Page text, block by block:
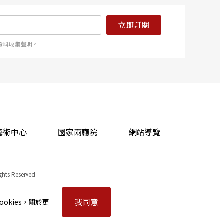
立即訂閱
收集聲明。
術中心 國家兩廳院 網站導覽
Reserved
，關於更
我同意